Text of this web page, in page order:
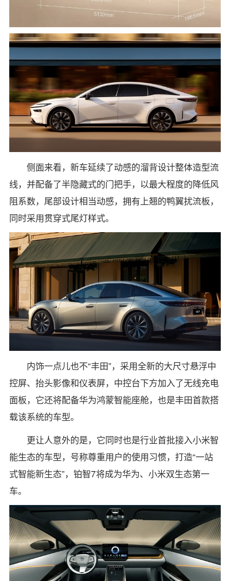
侧面来看，新车延续了动感的溜背设计整体造型流
线，并配备了半隐藏式的门把手，以最大程度的降低风
阻系数，尾部设计相当动感，拥有上翘的鸭翼扰流板，
同时采用贯穿式尾灯样式。
内饰一点儿也不“丰田”，采用全新的大尺寸悬浮中
控屏、抬头影像和仪表屏，中控台下方加入了无线充电
面板，它还将配备华为鸿蒙智能座舱，也是丰田首款搭
载该系统的车型。
更让人意外的是，它同时也是行业首批接入小米智
能生态的车型，号称尊重用户的使用习惯，打造“一站
式智能新生态”，铂智7将成为华为、小米双生态第一
车。